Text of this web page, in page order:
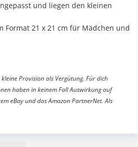
und liegen den kleinen
Format 21 x 21 cm für Mädchen und
Provision als Vergütung. Für dich
haben in keinem Fall Auswirkung auf
eBay und das Amazon PartnerNet. Als